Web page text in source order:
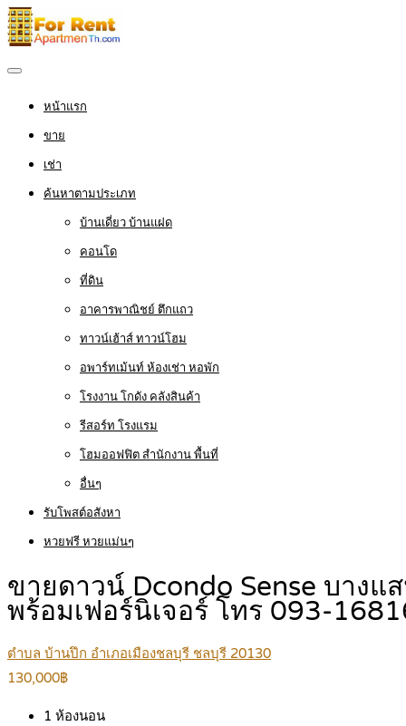
หน้าแรก
ขาย
เช่า
ค้นหาตามประเภท
บ้านเดี่ยว บ้านแฝด
คอนโด
ที่ดิน
อาคารพาณิชย์ ตึกแถว
ทาวน์เฮ้าส์ ทาวน์โฮม
อพาร์ทเม้นท์ ห้องเช่า หอพัก
โรงงาน โกดัง คลังสินค้า
รีสอร์ท โรงแรม
โฮมออฟฟิต สำนักงาน พื้นที่
อื่นๆ
รับโพสต์อสังหา
หวยฟรี หวยแม่นๆ
ขายดาวน์ Dcondo Sense บาง
พร้อมเฟอร์นิเจอร์ โทร 093-
ตำบล บ้านปึก อำเภอเมืองชลบุรี ชลบุรี 20130
130,000฿
1 ห้องนอน